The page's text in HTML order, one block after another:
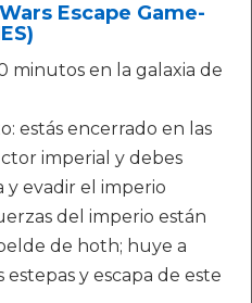
Escape Game-
minutos en la galaxia de
estás encerrado en las
imperial y debes
y evadir el imperio
del imperio están
de hoth; huye a
estepas y escapa de este